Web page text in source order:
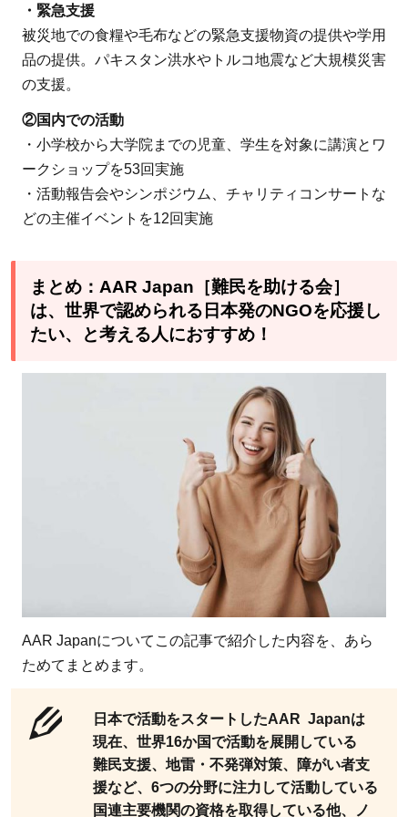
・緊急支援
被災地での食糧や毛布などの緊急支援物資の提供や学用
品の提供。パキスタン洪水やトルコ地震など大規模災害
の支援。
②国内での活動
・小学校から大学院までの児童、学生を対象に講演とワ
ークショップを53回実施
・活動報告会やシンポジウム、チャリティコンサートな
どの主催イベントを12回実施
まとめ：AAR Japan［難民を助ける会］
は、世界で認められる日本発のNGOを応援し
たい、と考える人におすすめ！
AAR Japanについてこの記事で紹介した内容を、あら
ためてまとめます。
日本で活動をスタートしたAAR Japanは
現在、世界16か国で活動を展開している
難民支援、地雷・不発弾対策、障がい者支
援など、6つの分野に注力して活動している
国連主要機関の資格を取得している他、ノ